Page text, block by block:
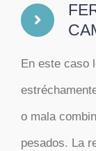
En este caso
o mala
pesados. La